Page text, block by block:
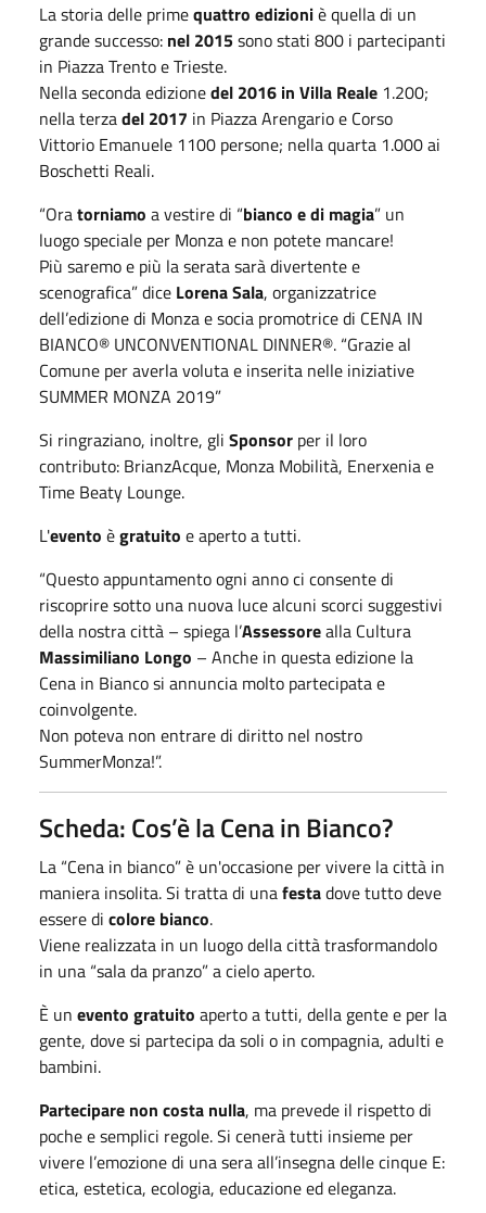
La storia delle primequattro edizioniè quella di un
grande successo: nel 2015sono stati 800 i partecipanti
in Piazza Trento e Trieste.
Nella seconda edizionedel 2016 in Villa Reale 1.200;
nella terzadel 2017 in Piazza Arengario e Corso
Vittorio Emanuele 1100 persone; nella quarta 1.000 ai
Boschetti Reali.
“Oratorniamo a vestire di “bianco e di magia” un
luogo speciale per Monza e non potete mancare!
Più saremo e più la serata sarà divertente e
scenografica” dice Lorena Sala, organizzatrice
dell’edizione di Monza e socia promotrice di CENA IN
BIANCO® UNCONVENTIONAL DINNER®. “Grazie al
Comune per averla voluta e inserita nelle iniziative
SUMMER MONZA 2019”
Si ringraziano, inoltre, gli Sponsor per il loro
contributo: BrianzAcque, Monza Mobilità, Enerxenia e
Time Beaty Lounge.
L'evento ègratuito e aperto a tutti.
“Questo appuntamento ogni anno ci consente di
riscoprire sotto una nuova luce alcuni scorci suggestivi
della nostra città – spiega l’Assessorealla Cultura
Massimiliano Longo – Anche in questa edizione la
Cena in Bianco si annuncia molto partecipata e
coinvolgente.
Non poteva non entrare di diritto nel nostro
SummerMonza!”.
Scheda: Cos’è la Cena in Bianco?
La “Cena in bianco” è un'occasione per vivere la città in
maniera insolita. Si tratta di unafestadove tutto deve
essere di colore bianco.
Viene realizzata in un luogo della città trasformandolo
in una “sala da pranzo” a cielo aperto.
È un evento gratuito aperto a tutti, della gente e per la
gente, dove si partecipa da soli o in compagnia, adulti e
bambini.
Partecipare non costa nulla, ma prevede il rispetto di
poche e semplici regole. Si cenerà tutti insieme per
vivere l’emozione di una sera all’insegna delle cinque E:
etica, estetica, ecologia, educazione ed eleganza.